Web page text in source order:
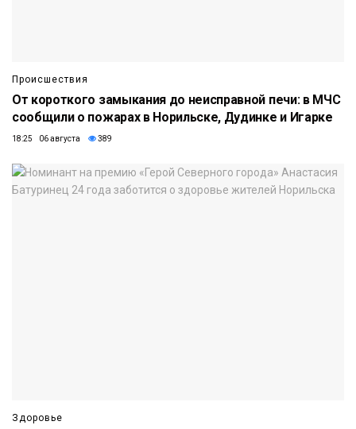
Происшествия
От короткого замыкания до неисправной печи: в МЧС
сообщили о пожарах в Норильске, Дудинке и Игарке
18:25 06 августа 389
Здоровье